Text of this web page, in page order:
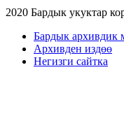
2020 Бардык укуктар
Бардык архивдик
Архивден издөө
Негизги сайтка